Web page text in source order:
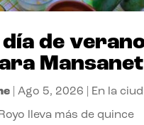
de
Mansanet
| Ago 5, 2026 En la
lleva más de quince